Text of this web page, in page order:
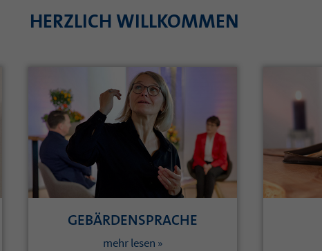
HERZLICH WILLKOMMEN
GEBÄRDENSPRACHE
mehr lesen »